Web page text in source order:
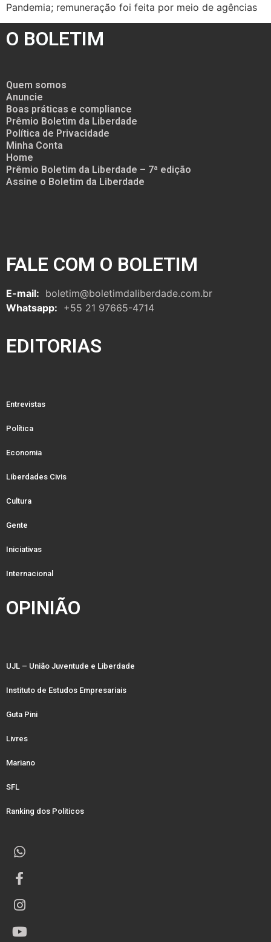
Pandemia; remuneração foi feita por meio de agências
O BOLETIM
Quem somos
Anuncie
Boas práticas e compliance
Prêmio Boletim da Liberdade
Política de Privacidade
Minha Conta
Home
Prêmio Boletim da Liberdade – 7ª edição
Assine o Boletim da Liberdade
FALE COM O BOLETIM
E-mail: boletim@boletimdaliberdade.com.br
Whatsapp: +55 21 97665-4714
EDITORIAS
Entrevistas
Política
Economia
Liberdades Civis
Cultura
Gente
Iniciativas
Internacional
OPINIÃO
UJL – União Juventude e Liberdade
Instituto de Estudos Empresariais
Guta Pini
Livres
Mariano
SFL
Ranking dos Politicos